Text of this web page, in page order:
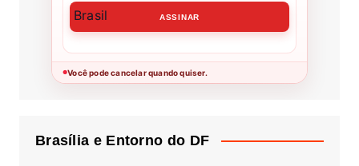
●Você pode cancelar quando quiser.
Brasília e Entorno do DF